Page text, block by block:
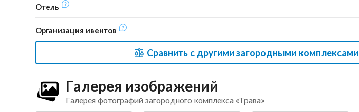
Отель
Организация ивентов
Сравнить с другими загородными комплексами
Галерея изображений
Галерея фотографий загородного комплекса «Трава»